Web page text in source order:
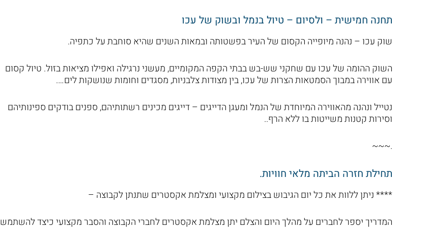
תחנה חמישית – ולסיום – טיול בנמל ובשוק של עכו
שוק עכו – נהנה מיופייה הקסום של העיר בפשטותה ובמאות השנים שהיא סוחבת על כתפיה.
השוק ההומה של עכו עם שחקני שש-בש בבתי הקפה המקומיים, מעשני נרגילה ואפילו מציאות בזול. טיול קסום
עם אווירה במבוך הסמטאות הצרות של עכו, בין מצודות צלבניות, מסגדים וחומות שנושקות לים….
נטייל ונהנה מהאווירה המיוחדת של הנמל ומעגן הדייגים – דייגים מכינים רשתותיהם, ספנים בודקים ספינותיהם
וסירות קטנות משייטות בו ללא הרף..
.~~~
תחילת חזרה הביתה מלאי חוויות.
**** ניתן ללוות את כל יום הגיבוש בצילום מקצועי ומצלמת אקסטרים שתנתן לקבוצה –
המדריך יספר לחברים על מהלך היום והצלם יתן מצלמת אקסטרים לחברי הקבוצה והסבר מקצועי כיצד להשתמש